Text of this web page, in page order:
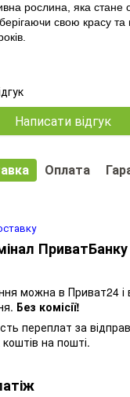
рослина, яка стане
свою красу та
Написати відгук
Оплата
ПриватБанку
можна в Приват24 і
Без комісії!
переплат за
на пошті.